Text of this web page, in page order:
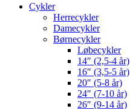
Cykler
Herrecykler
Damecykler
Børnecykler
Løbecykler
14″ (2,5-4 år)
16″ (3,5-5 år)
20″ (5-8 år)
24″ (7-10 år)
26″ (9-14 år)